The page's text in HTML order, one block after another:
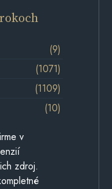
(9)
(1071)
(1109)
(10)
v
zdroj.